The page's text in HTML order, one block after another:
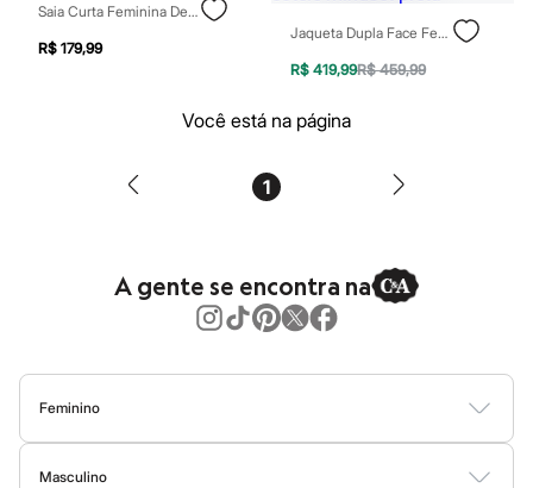
Naruto
Patrulha Canina
Sonic
Tratamento
Cuidados com o corpo
Tratamento
Cuidados com o rosto
Esfoliante
Hidratante
Protetor solar
Saia Curta Feminina De Pu Com Botões Marrom
R$ 179,99
Jaqueta Dupla Face Feminina De Pu E Veludo Cotelê Mindset Preta
R$ 419,99R$ 459,99
Você está na página
1
A gente se encontra na
Feminino
BlusasCalçasVestidosSaiasCasacosModa PraiaModa Íntima
Masculino